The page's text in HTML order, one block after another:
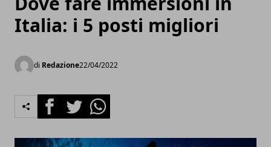
Italia: i 5 posti migliori
di Redazione22/04/2022
FacebookTwitterWhatsapp